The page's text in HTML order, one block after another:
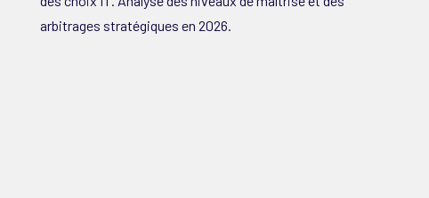
arbitrages stratégiques en 2026.